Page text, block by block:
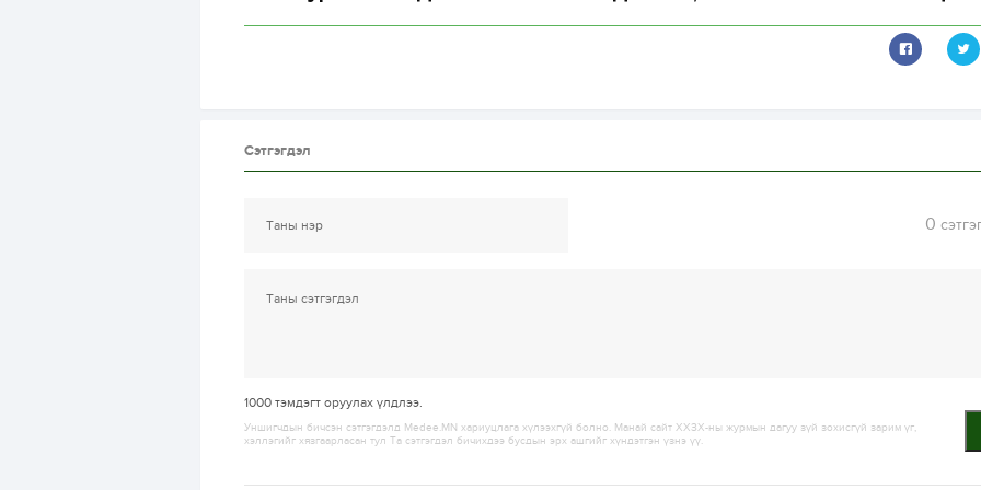
Сэтгэгдэл
0
1000 тэмдэгт оруулах үлдлээ.
Уншигчдын бичсэн сэтгэгдэлд Medee.MN хариуцлага хүлээхгүй болно. Манай сайт ХХЗХ-ны журмын дагуу зүй зохисгүй зарим үг,
хэллэгийг хязгаарласан тул Та сэтгэгдэл бичихдээ бусдын эрх ашгийг хүндэтгэн үзнэ үү.